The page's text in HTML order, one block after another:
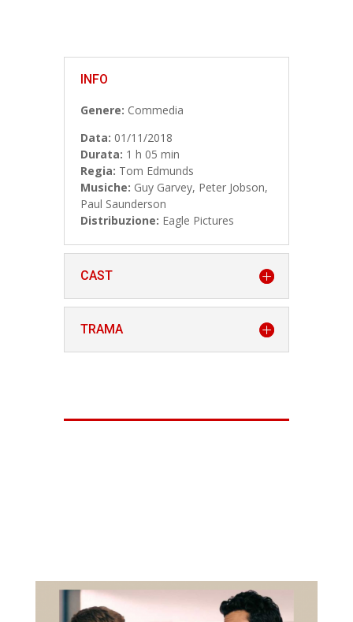
INFO
Genere: Commedia
Data: 01/11/2018
Durata: 1 h 05 min
Regia: Tom Edmunds
Musiche: Guy Garvey, Peter Jobson,
Paul Saunderson
Distribuzione: Eagle Pictures
CAST
TRAMA